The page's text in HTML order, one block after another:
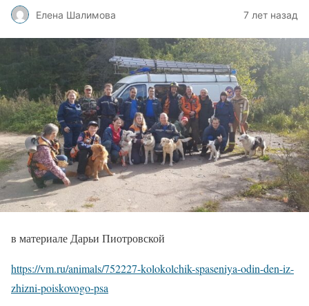
Елена Шалимова 7 лет назад
в материале Дарьи Пиотровской
https://vm.ru/animals/752227-kolokolchik-spaseniya-odin-den-iz-
zhizni-poiskovogo-psa